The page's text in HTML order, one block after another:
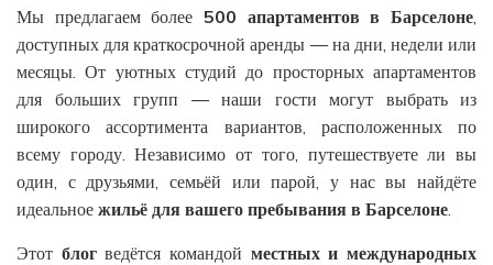
Мы предлагаем более 500 апартаментов в Барселоне
доступных для краткосрочной аренды — на дни, недели или
месяцы. От уютных студий до просторных апартаментов
для больших групп — наши гости могут выбрать из
широкого ассортимента вариантов, расположенных по
всему городу. Независимо от того, путешествуете ли вы
один, с друзьями, семьёй или парой, у нас вы найдёте
идеальное жильё для вашего пребывания в Барселоне
Этот блогведётся командой местных и международных